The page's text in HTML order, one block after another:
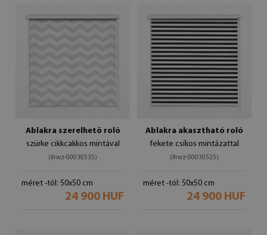
Ablakra szerelhető roló
szürke cikkcakkos mintával
(#rwz-00030535)
méret -tól: 50x50 cm
24 900 HUF
Ablakra akasztható roló
fekete csíkos mintázattal
(#rwz-00030525)
méret -tól: 50x50 cm
24 900 HUF